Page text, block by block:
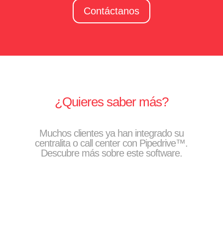
Contáctanos
¿Quieres saber más?
Muchos clientes ya han integrado su
centralita o call center con Pipedrive™.
Descubre más sobre este software.